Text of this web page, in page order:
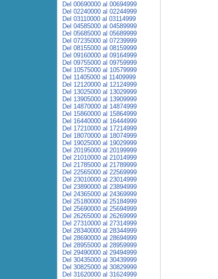
Del 00690000 al 00694999
Del 02240000 al 02244999
Del 03110000 al 03114999
Del 04585000 al 04589999
Del 05685000 al 05689999
Del 07235000 al 07239999
Del 08155000 al 08159999
Del 09160000 al 09164999
Del 09755000 al 09759999
Del 10575000 al 10579999
Del 11405000 al 11409999
Del 12120000 al 12124999
Del 13025000 al 13029999
Del 13905000 al 13909999
Del 14870000 al 14874999
Del 15860000 al 15864999
Del 16440000 al 16444999
Del 17210000 al 17214999
Del 18070000 al 18074999
Del 19025000 al 19029999
Del 20195000 al 20199999
Del 21010000 al 21014999
Del 21785000 al 21789999
Del 22565000 al 22569999
Del 23010000 al 23014999
Del 23890000 al 23894999
Del 24365000 al 24369999
Del 25180000 al 25184999
Del 25690000 al 25694999
Del 26265000 al 26269999
Del 27310000 al 27314999
Del 28340000 al 28344999
Del 28690000 al 28694999
Del 28955000 al 28959999
Del 29490000 al 29494999
Del 30435000 al 30439999
Del 30825000 al 30829999
Del 31620000 al 31624999